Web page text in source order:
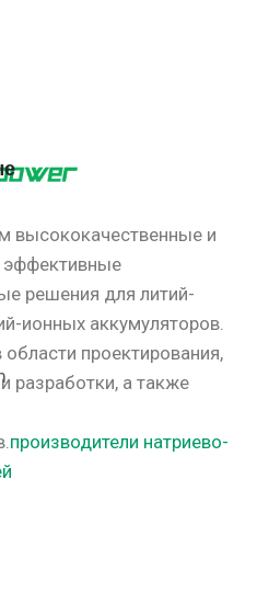
высококачественные и
эффективные
решения для литий-
ионных аккумуляторов.
проектирования,
разработки, а также
производители натриево-